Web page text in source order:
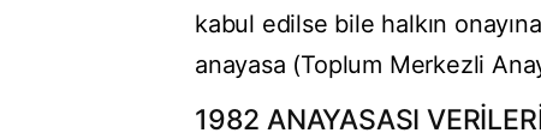
kabul edilse bile halkın
anayasa (Toplum Merkezli
1982 ANAYASASI